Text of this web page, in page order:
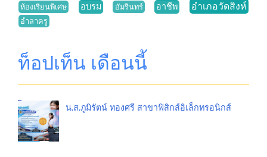
ห้องเรียนพิเศษ
อบรม อัมรินทร์ อาชีพ อำเภอวัดสิงห์
อำลาครู
ท็อปเท็น เดือนนี้
น.ส.ภูมิรัตน์ ทองศรี สาขาฟิสิกส์อิเล็กทรอนิกส์